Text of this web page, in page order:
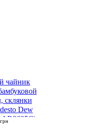
чайник
склянки
Dew
грн